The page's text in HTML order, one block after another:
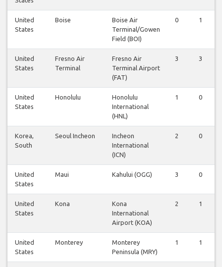
United
States
Boise
Boise Air
Terminal/Gowen
Field (BOI)
0 1
United
States
Fresno Air
Terminal
Fresno Air
Terminal Airport
(FAT)
3 3
United
States
Honolulu
Honolulu
International
(HNL)
1 0
Korea,
South
Seoul Incheon
Incheon
International
(ICN)
2 0
United
States
Maui Kahului (OGG) 3 0
United
States
Kona
Kona
International
Airport (KOA)
2 1
United
States
Monterey
Monterey
Peninsula (MRY)
1 1